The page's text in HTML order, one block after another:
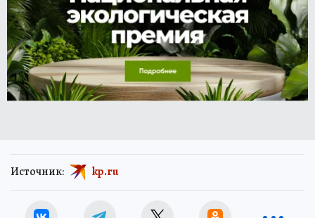
Источник: kp.ru